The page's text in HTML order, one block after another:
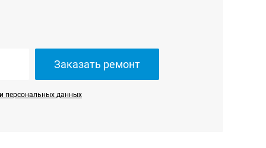
Заказать ремонт
персональных данных